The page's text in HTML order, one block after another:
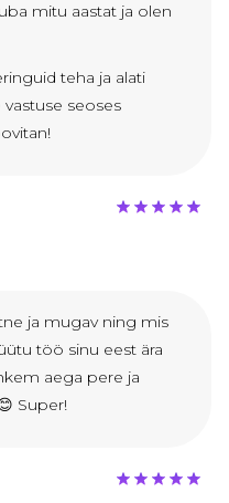
mitu aastat ja olen
teha ja alati
seoses
ja mugav ning mis
töö sinu eest ära
aega pere ja
Super!